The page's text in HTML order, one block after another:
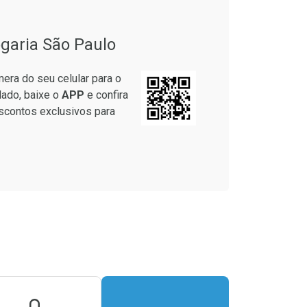
São Paulo
do seu celular para o
baixe o APP e confira
exclusivos para